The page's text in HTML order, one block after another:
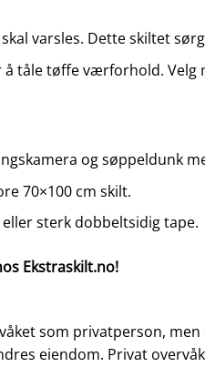
varsles. Dette skiltet
tåle tøffe værforhold. Velg
og søppeldunk
70×100 cm skilt.
sterk dobbeltsidig tape.
Ekstraskilt.no!
som privatperson,
eiendom. Privat